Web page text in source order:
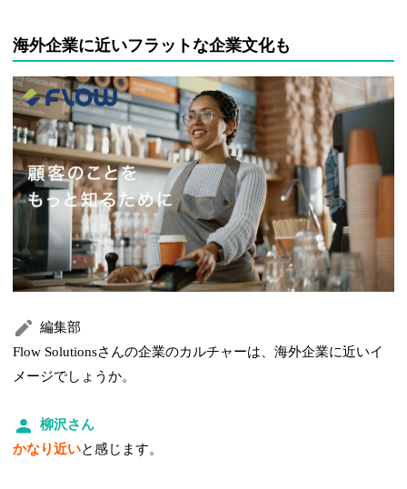
海外企業に近いフラットな企業文化も
編集部
Flow Solutionsさんの企業のカルチャーは、海外企業に近いイ
メージでしょうか。
柳沢さん
かなり近いと感じます。